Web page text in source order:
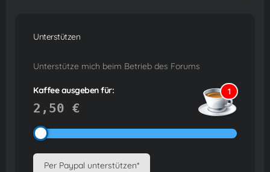
Unterstützen
Unterstütze mich beim Betrieb des Forums
Kaffee ausgeben für:
2,50 €
1
Per Paypal unterstützen*